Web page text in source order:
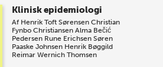
Klinisk epidemiologi
Af Henrik Toft Sørensen Christian
Fynbo Christiansen Alma Bečić
Pedersen Rune Erichsen Søren
Paaske Johnsen Henrik Bøggild
Reimar Wernich Thomsen